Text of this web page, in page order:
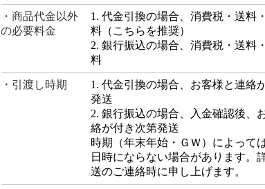
・商品代金以外
の必要料金
1. 代金引換の場合、消費税・送料
料（こちらを推奨）
2. 銀行振込の場合、消費税・送料
料
・引渡し時期
1. 代金引換の場合、お客様と連絡
発送
2. 銀行振込の場合、入金確認後、
絡が付き次第発送
時期（年末年始・ＧＷ）によって
日時にならない場合があります。
送のご連絡時に申し上げます。